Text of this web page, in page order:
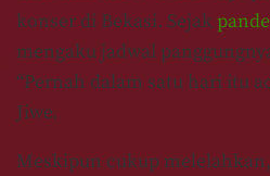
konser di Bekasi. Sejak
mengaku jadwal
“Pernah dalam satu hari itu
Jiwe.
Meskipun cukup